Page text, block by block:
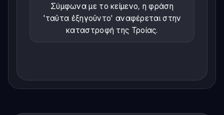
Σύμφωνα με το κείμενο, η φράση
'ταῦτα ἐξηγοῦντο' αναφέρεται στην
καταστροφή της Τροίας.